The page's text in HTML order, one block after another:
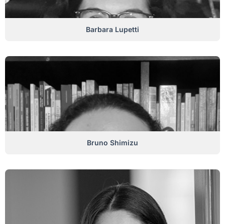
Barbara Lupetti
Bruno Shimizu